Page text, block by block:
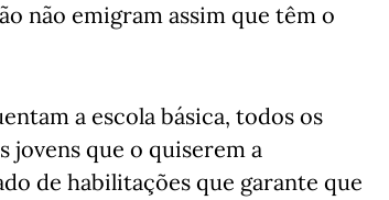
não emigram assim que têm o
a escola básica, todos os
jovens que o quiserem a
de habilitações que garante que